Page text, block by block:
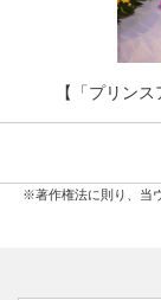
【「プリン
※著作権法に則り、当